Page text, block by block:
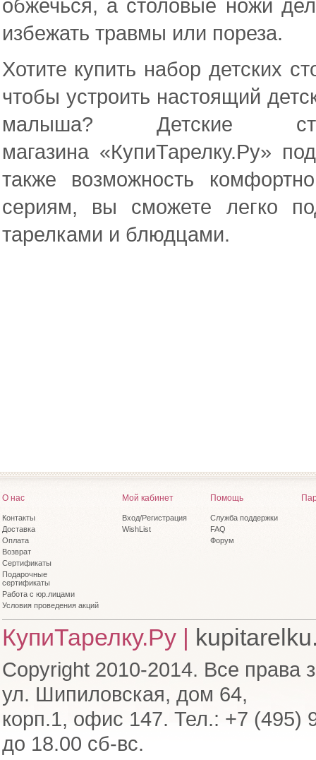
обжечься, а столовые ножи
избежать травмы или пореза.
Хотите купить набор детских
чтобы устроить настоящий
малыша? Детские
магазина«КупиТарелку.Ру»
также возможность
сериям, вы сможете легко
тарелками и блюдцами.
О нас
Контакты
Доставка
Оплата
Возврат
Сертификаты
Подарочные
сертификаты
Работа с юр.лицами
Условия проведения акций
Мой кабинет
Вход/Регистрация
WishList
Помощь
Служба поддержки
FAQ
Форум
КупиТарелку.Ру |
Copyright 2010-2014. Все права
ул. Шипиловская, дом 64,
корп.1, офис 147. Тел.: +7 (495)
до 18.00 сб-вс.